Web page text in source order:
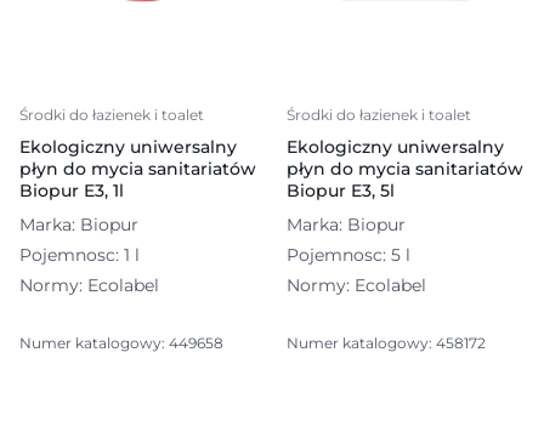
Środki do łazienek i toalet
Ekologiczny uniwersalny
płyn do mycia sanitariatów
Biopur E3, 1l
Marka: Biopur
Pojemnosc: 1 l
Normy: Ecolabel
Numer katalogowy: 449658
Środki do łazienek i toalet
Ekologiczny uniwersalny
płyn do mycia sanitariatów
Biopur E3, 5l
Marka: Biopur
Pojemnosc: 5 l
Normy: Ecolabel
Numer katalogowy: 458172